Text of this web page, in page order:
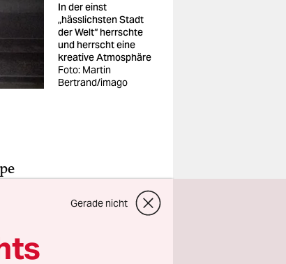
In der einst
„hässlichsten Stadt
der Welt“ herrschte
und herrscht eine
kreative Atmosphäre
Foto: Martin
Bertrand/imago
ist,
Gerade nicht